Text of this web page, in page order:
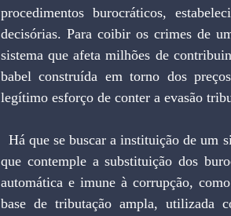
procedimentos burocráticos,
decisórias. Para coibir os crimes de
sistema que afeta milhões de
babel construída em torno dos
legítimo esforço de conter a evasão
  Há que se buscar a instituição de um sistema que não seja caldo de cultura para tantos desmandos, e
que contemple a substituição dos
automática e imune à corrupção,
base de tributação ampla, utilizada